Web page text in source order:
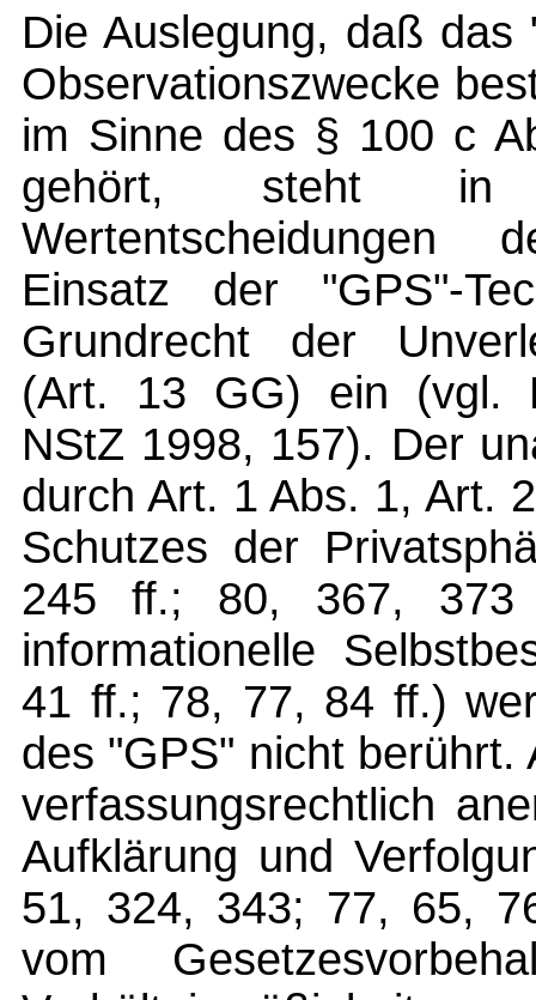
Die Auslegung, daß
Observationszwecke
im Sinne des § 100 c
gehört, steht
Wertentscheidungen
Einsatz der "GPS"-
Grundrecht der
(Art. 13 GG) ein (vgl.
NStZ 1998, 157). Der
durch Art. 1 Abs. 1, Art.
Schutzes der
245 ff.; 80, 367,
informationelle
41 ff.; 78, 77, 84 ff.)
des "GPS" nicht berührt.
verfassungsrechtlich
Aufklärung und
51, 324, 343; 77, 65,
vom